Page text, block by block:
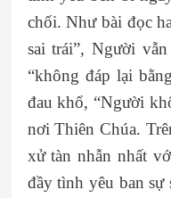
chối. Như bài đọc
sai trái”, Người
“không đáp lại
đau khổ, “Người
nơi Thiên Chúa.
xử tàn nhẫn nhất
đầy tình yêu ban